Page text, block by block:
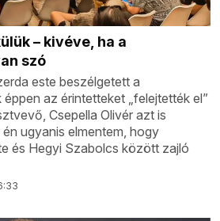
– kivéve, ha a
szó
este beszélgetett a
az érintetteket „felejtették el”
Csepella Olivér azt is
ugyanis elmentem, hogy
és Hegyi Szabolcs között zajló